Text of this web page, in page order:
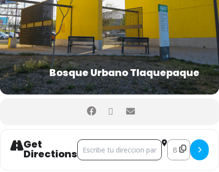
Bosque Urbano Tlaquepaque
Get
Directions
Address - CINEMALIVE [] Destination